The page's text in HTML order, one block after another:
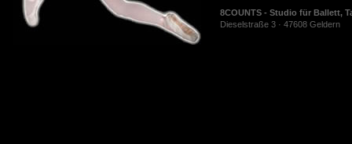
8COUNTS - Studio für Ballett,
Dieselstraße 3 · 47608 Geldern